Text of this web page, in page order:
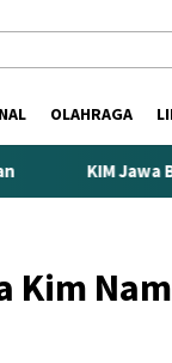
OLAHRAGA
Jadi Ujung
Kim